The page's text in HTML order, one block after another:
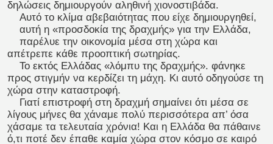
δηλώσεις δημιουργούν αληθινή χιονοστιβάδα.
Αυτό το κλίμα αβεβαιότητας που είχε δημιουργηθεί,
αυτή η «προσδοκία της δραχμής» για την Ελλάδα,
παρέλυε την οικονομία μέσα στη χώρα και
απέτρεπε κάθε προοπτική σωτηρίας.
Το εκτός Ελλάδας «λόμπυ της δραχμής». φάνηκε
προς στιγμήν να κερδίζει τη μάχη. Κι αυτό οδηγούσε τη
χώρα στην καταστροφή.
Γιατί επιστροφή στη δραχμή σημαίνει ότι μέσα σε
λίγους μήνες θα χάναμε πολύ περισσότερα απ’ όσα
χάσαμε τα τελευταία χρόνια! Και η Ελλάδα θα πάθαινε
ό,τι ποτέ δεν έπαθε καμία χώρα στον κόσμο σε καιρό